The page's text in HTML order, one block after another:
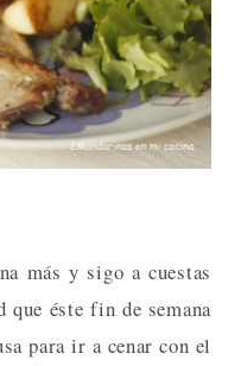
más y sigo a cuestas
que éste fin de semana
para ir a cenar con el